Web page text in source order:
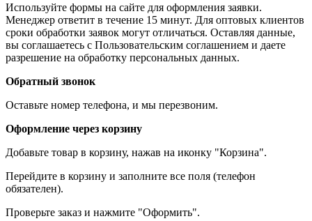
Используйте формы на сайте для оформления заявки.
Менеджер ответит в течение 15 минут. Для оптовых клиентов
сроки обработки заявок могут отличаться. Оставляя данные,
вы соглашаетесь с Пользовательским соглашением и даете
разрешение на обработку персональных данных.
Обратный звонок
Оставьте номер телефона, и мы перезвоним.
Оформление через корзину
Добавьте товар в корзину, нажав на иконку "Корзина".
Перейдите в корзину и заполните все поля (телефон
обязателен).
Проверьте заказ и нажмите "Оформить".